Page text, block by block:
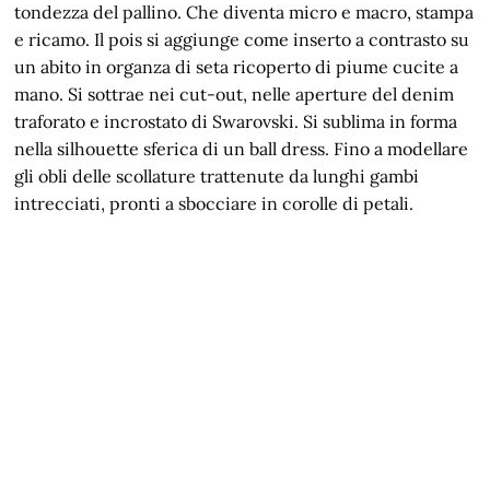
tondezza del pallino. Che diventa micro e macro, stampa
e ricamo. Il pois si aggiunge come inserto a contrasto su
un abito in organza di seta ricoperto di piume cucite a
mano. Si sottrae nei cut-out, nelle aperture del denim
traforato e incrostato di Swarovski. Si sublima in forma
nella silhouette sferica di un ball dress. Fino a modellare
gli obli delle scollature trattenute da lunghi gambi
intrecciati, pronti a sbocciare in corolle di petali.